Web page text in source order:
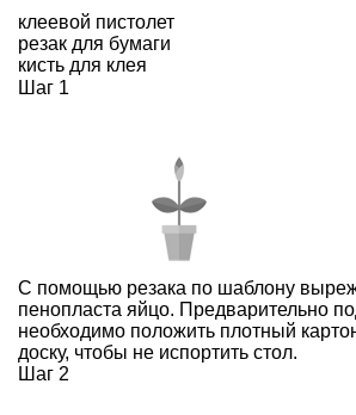
клеевой пистолет
резак для бумаги
кисть для клея
Шаг 1
С помощью резака по шаблону
пенопласта яйцо. Предварительно
необходимо положить плотный
доску, чтобы не испортить стол.
Шаг 2